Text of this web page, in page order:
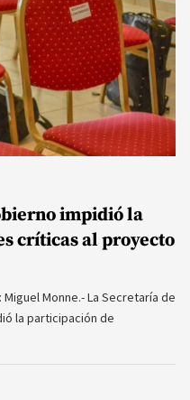
impidió la
críticas al proyecto
Monne.- La Secretaría de
la participación de